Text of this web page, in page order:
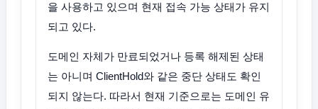
을 사용하고 있으며 현재 접속 가능 상태가 유지
되고 있다.
도메인 자체가 만료되었거나 등록 해제된 상태
는 아니며 ClientHold와 같은 중단 상태도 확인
되지 않는다. 따라서 현재 기준으로는 도메인 유